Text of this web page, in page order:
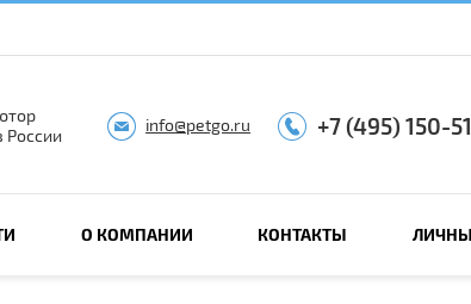
России
info@petgo.ru +7 (495) 150-
О КОМПАНИИ КОНТАКТЫ